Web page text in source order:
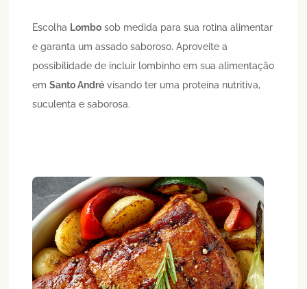
Escolha Lombo sob medida para sua rotina alimentar
e garanta um assado saboroso. Aproveite a
possibilidade de incluir lombinho em sua alimentação
emSanto André visando ter uma proteína nutritiva,
suculenta e saborosa.